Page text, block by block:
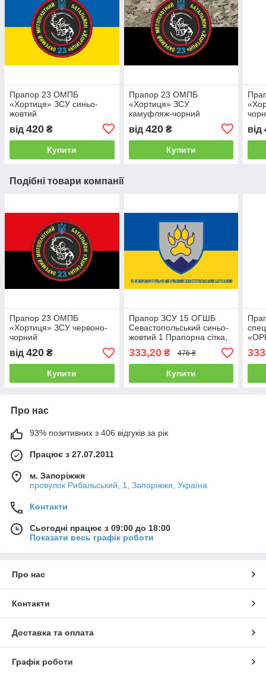
Прапор 23 ОМПБ
«Хортиця» ЗСУ синьо-
жовтий
від 420 ₴
Купити
Прапор 23 ОМПБ
«Хортиця» ЗСУ
камуфляж-чорний
від 420₴
Купити
від
Подібні товари компанії
Прапор 23 ОМПБ
«Хортиця» ЗСУ червоно-
чорний
від 420 ₴
Купити
Прапор ЗСУ 15 ОГШБ
Севастопольський синьо-
жовтий 1 Прапорна сітка,
1,05х0,7 м Розпродаж
333,20₴ 476 ₴
Купити
Про нас
93% позитивних з 406 відгуків за рік
Працює з 27.07.2011
м. Запоріжжя
провулок Рибальський, 1, Запоріжжя, Україна
Контакти
Сьогодні працює з 09:00 до 18:00
Показати весь графік роботи
Про нас
Контакти
Доставка та оплата
Графік роботи